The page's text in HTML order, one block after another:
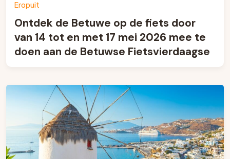
Eropuit
Ontdek de Betuwe op de fiets door
van 14 tot en met 17 mei 2026 mee te
doen aan de Betuwse Fietsvierdaagse